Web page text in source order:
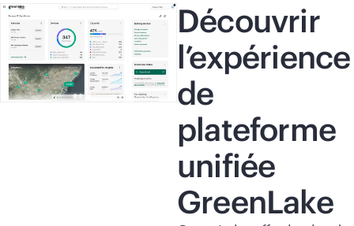
Découvrir
l’expérience
de
plateforme
unifiée
GreenLake